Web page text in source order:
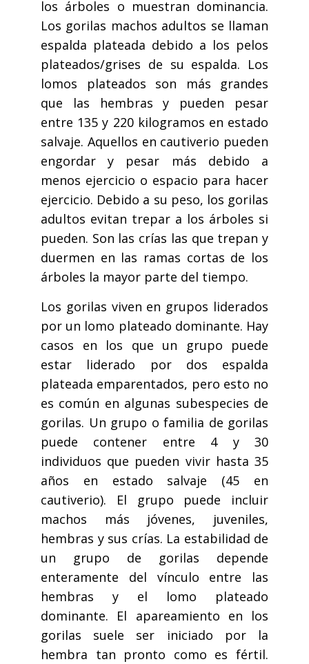
los árboles o muestran dominancia.
Los gorilas machos adultos se llaman
espalda plateada debido a los pelos
plateados/grises de su espalda. Los
lomos plateados son más grandes
que las hembras y pueden pesar
entre 135 y 220 kilogramos en estado
salvaje. Aquellos en cautiverio pueden
engordar y pesar más debido a
menos ejercicio o espacio para hacer
ejercicio. Debido a su peso, los gorilas
adultos evitan trepar a los árboles si
pueden. Son las crías las que trepan y
duermen en las ramas cortas de los
árboles la mayor parte del tiempo.
Los gorilas viven en grupos liderados
por un lomo plateado dominante. Hay
casos en los que un grupo puede
estar liderado por dos espalda
plateada emparentados, pero esto no
es común en algunas subespecies de
gorilas. Un grupo o familia de gorilas
puede contener entre 4 y 30
individuos que pueden vivir hasta 35
años en estado salvaje (45 en
cautiverio). El grupo puede incluir
machos más jóvenes, juveniles,
hembras y sus crías. La estabilidad de
un grupo de gorilas depende
enteramente del vínculo entre las
hembras y el lomo plateado
dominante. El apareamiento en los
gorilas suele ser iniciado por la
hembra tan pronto como es fértil.